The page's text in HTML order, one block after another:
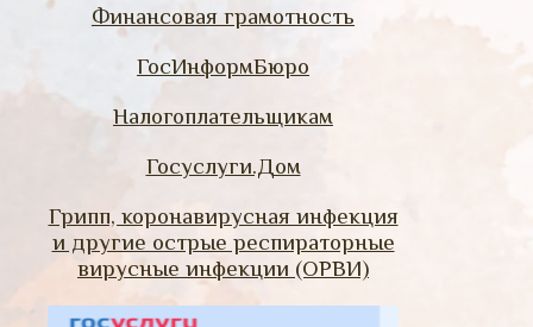
Финансовая грамотность
ГосИнформБюро
Налогоплательщикам
Госуслуги.Дом
Грипп, коронавирусная инфекция
и другие острые респираторные
вирусные инфекции (ОРВИ)